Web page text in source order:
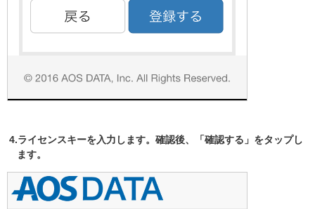
4.ライセンスキーを入力します。確認後、「確認する」をタップし
ます。